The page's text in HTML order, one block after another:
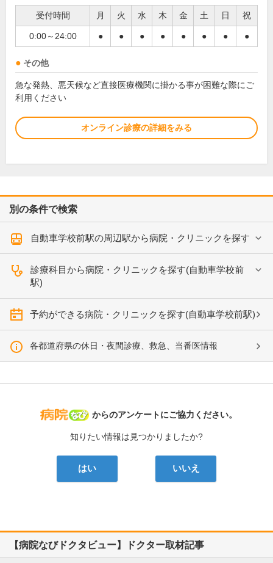
受付時間 月 火 水 木 金 土 日 祝
0:00～24:00 ● ● ● ● ● ● ● ●
その他
急な発熱、悪天候など直接医療機関に掛かる事が困難な際にご
利用ください
オンライン診療の詳細をみる
別の条件で検索
自動車学校前駅の周辺駅から病院・クリニックを探す
診療科目から病院・クリニックを探す(自動車学校前
駅)
予約ができる病院・クリニックを探す(自動車学校前駅)
各都道府県の休日・夜間診療、救急、当番医情報
病院なび
からのアンケートにご協力ください。
知りたい情報は見つかりましたか?
はい いいえ
【病院なびドクタビュー】ドクター取材記事